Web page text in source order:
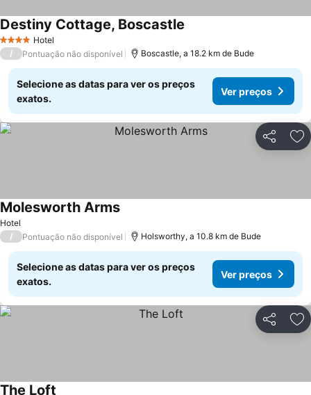
4 EstrelasHotel
Destiny Cottage, Boscastle
/ Pontuação não disponível Boscastle, a 18.2 km de Bude
Selecione as datas para ver os preços
exatos.
Ver preços
Partilhar
Hotel
Molesworth Arms
/ Pontuação não disponível Holsworthy, a 10.8 km de Bude
Selecione as datas para ver os preços
exatos.
Ver preços
Partilhar
The Loft